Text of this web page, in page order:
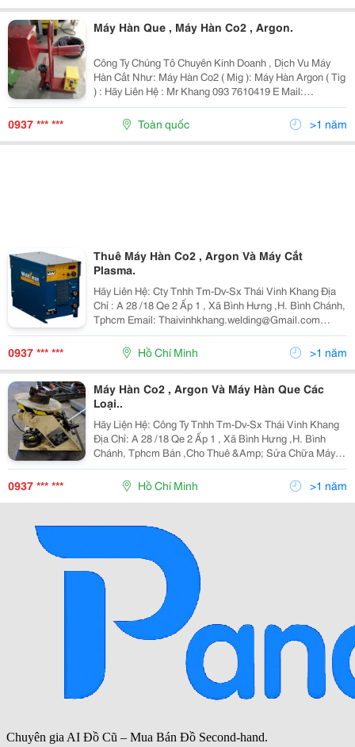
Máy Hàn Que , Máy Hàn Co2 , Argon.
Công Ty Chúng Tô Chuyên Kinh Doanh , Dịch Vu Máy
Hàn Cắt Như: Máy Hàn Co2 ( Mig ): Máy Hàn Argon ( Tig
) : Hãy Liên Hệ : Mr Khang 093 7610419 E Mail:
Thaivinhkhang.welding@Gmail.com Địa Chỉ : A 28 /18
Qe 2 Ấp 1 . Xã Bình Hưng , H
0937 *** *** Toàn quốc >1 năm
Thuê Máy Hàn Co2 , Argon Và Máy Cắt
Plasma.
Hãy Liên Hệ: Cty Tnhh Tm-Dv-Sx Thái Vinh Khang Địa
Chỉ : A 28 /18 Qe 2 Ấp 1 , Xã Bình Hưng ,H. Bình Chánh,
Tphcm Email: Thaivinhkhang.welding@Gmail.com
Phone : Mr Khang 0937 610 419 Bán , Sửa Và Cho Thuê
Máy Hàn ,Máy Cắt Dân Dụng Và Cô
0937 *** *** Hồ Chí Minh >1 năm
Máy Hàn Co2 , Argon Và Máy Hàn Que Các
Loại..
Hãy Liện Hệ: Công Ty Tnhh Tm-Dv-Sx Thái Vinh Khang
Địa Chỉ: A 28 /18 Qe 2 Ấp 1 , Xã Bình Hưng ,H. Bình
Chánh, Tphcm Bán ,Cho Thuê &Amp; Sửa Chữa Máy
Hàn 200-1000A ,Máy Cắt Plasma 40A - 200A : - Uy Tín
Nhất - Rẻ Nhất - Nhanh Nhất
0937 *** *** Hồ Chí Minh >1 năm